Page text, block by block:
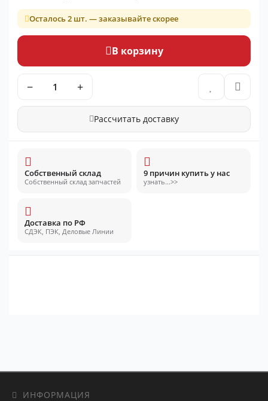
Осталось 2 шт. — заказывайте скорее
В корзину
− +
Рассчитать доставку
Собственный склад
Собственный склад запчастей
9 причин купить у нас
узнать...>>
Доставка по РФ
СДЭК, ПЭК, Деловые Линии
ИНФОРМАЦИЯ